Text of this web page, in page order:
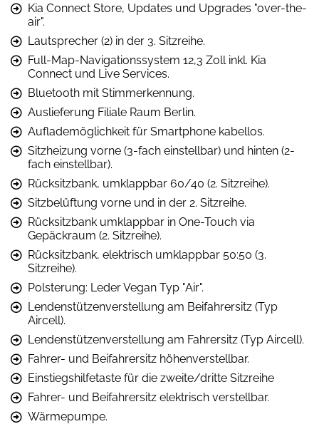
Kia Connect Store, Updates und Upgrades "over-the-
air".
Lautsprecher (2) in der 3. Sitzreihe.
Full-Map-Navigationssystem 12,3 Zoll inkl. Kia
Connect und Live Services.
Bluetooth mit Stimmerkennung.
Auslieferung Filiale Raum Berlin.
Auflademöglichkeit für Smartphone kabellos.
Sitzheizung vorne (3-fach einstellbar) und hinten (2-
fach einstellbar).
Rücksitzbank, umklappbar 60/40 (2. Sitzreihe).
Sitzbelüftung vorne und in der 2. Sitzreihe.
Rücksitzbank umklappbar in One-Touch via
Gepäckraum (2. Sitzreihe).
Rücksitzbank, elektrisch umklappbar 50:50 (3.
Sitzreihe).
Polsterung: Leder Vegan Typ "Air".
Lendenstützenverstellung am Beifahrersitz (Typ
Aircell).
Lendenstützenverstellung am Fahrersitz (Typ Aircell).
Fahrer- und Beifahrersitz höhenverstellbar.
Einstiegshilfetaste für die zweite/dritte Sitzreihe
Fahrer- und Beifahrersitz elektrisch verstellbar.
Wärmepumpe.